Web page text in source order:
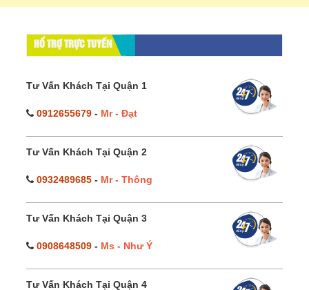
HỔ TRỢ TRỰC TUYẾN
Tư Vấn Khách Tại Quận 1
0912655679 - Mr - Đạt
Tư Vấn Khách Tại Quận 2
0932489685 - Mr - Thông
Tư Vấn Khách Tại Quận 3
0908648509 - Ms - Như Ý
Tư Vấn Khách Tại Quận 4